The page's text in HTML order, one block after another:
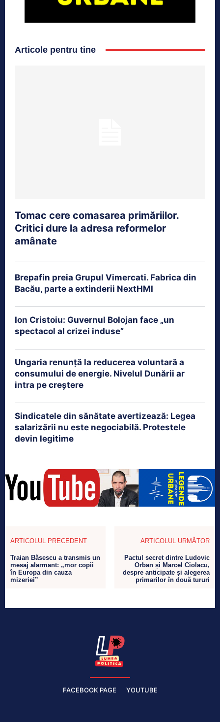
Articole pentru tine
Tomac cere comasarea primăriilor.
Critici dure la adresa reformelor
amânate
Brepafin preia Grupul Vimercati. Fabrica din
Bacău, parte a extinderii NextHMI
Ion Cristoiu: Guvernul Bolojan face „un
spectacol al crizei induse”
Ungaria renunță la reducerea voluntară a
consumului de energie. Nivelul Dunării ar
intra pe creștere
Sindicatele din sănătate avertizează: Legea
salarizării nu este negociabilă. Protestele
devin legitime
ARTICOLUL PRECEDENT
Traian Băsescu a transmis un
mesaj alarmant: „mor copii
în Europa din cauza
mizeriei”
ARTICOLUL URMĂTOR
Pactul secret dintre Ludovic
Orban și Marcel Ciolacu,
despre anticipate și alegerea
primarilor în două tururi
FACEBOOK PAGE YOUTUBE